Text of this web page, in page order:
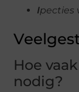
Ipecties
Hoe
nodig?